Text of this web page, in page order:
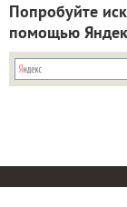
Попробуйте
помощью